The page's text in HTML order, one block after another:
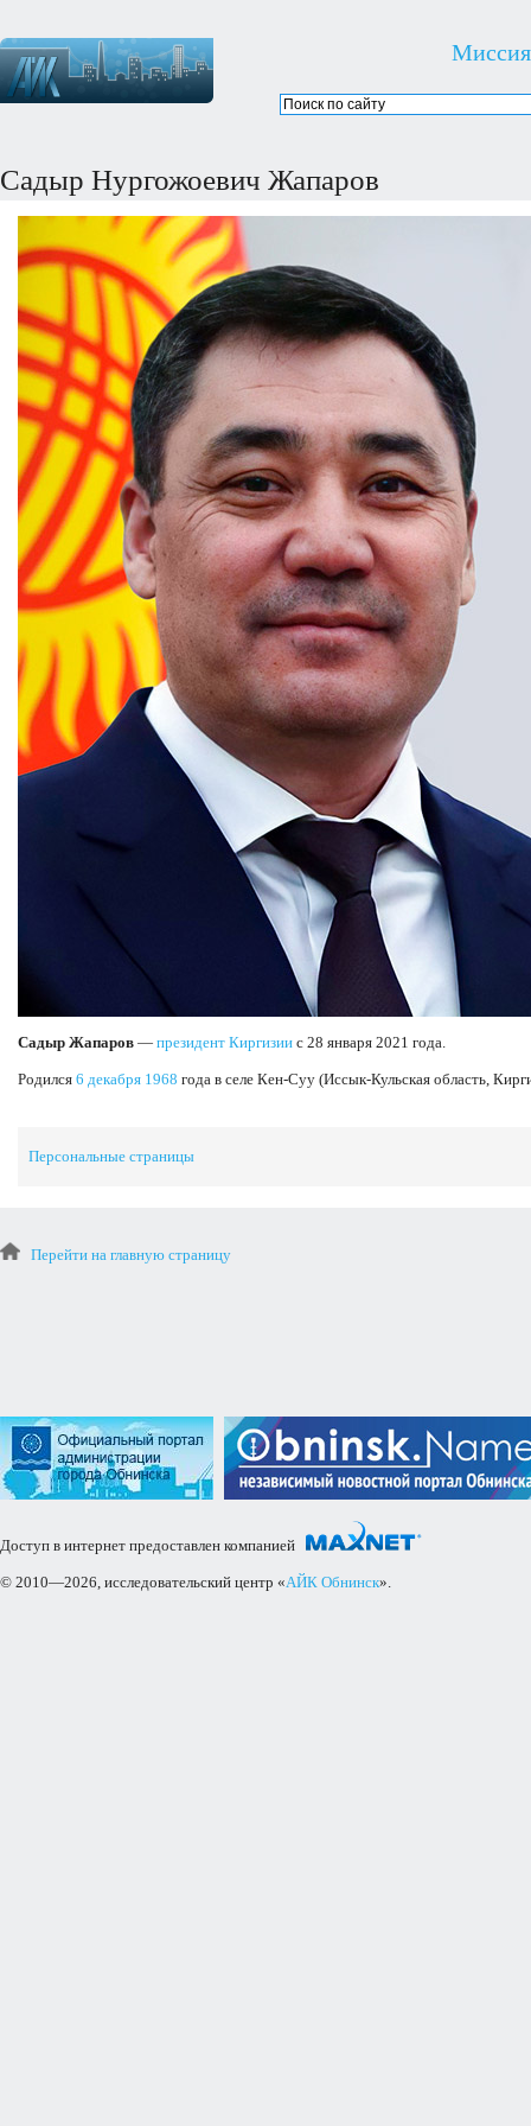
Миссия
Садыр Нургожоевич Жапаров
Садыр Жапаров — президент Киргизии с 28 января 2021 года.
Родился 6 декабря 1968 года в селе Кен-Суу (Иссык-Кульская область,
Персональные страницы
Перейти на главную страницу
Доступ в интернет предоставлен компанией
© 2010—2026, исследовательский центр «АЙК Обнинск».